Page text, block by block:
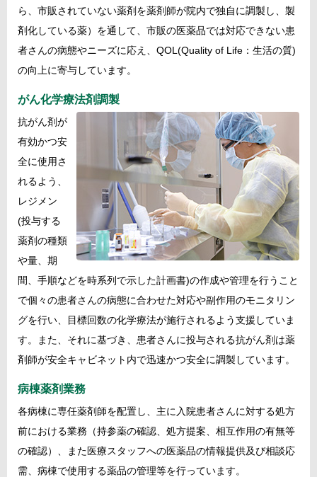
ら、市販されていない薬剤を薬剤師が院内で独自に調製し、製
剤化している薬）を通して、市販の医薬品では対応できない患
者さんの病態やニーズに応え、QOL(Quality of Life：生活の質)
の向上に寄与しています。
がん化学療法剤調製
抗がん剤が
有効かつ安
全に使用さ
れるよう、
レジメン
(投与する
薬剤の種類
や量、期
間、手順などを時系列で示した計画書)の作成や管理を行うこと
で個々の患者さんの病態に合わせた対応や副作用のモニタリン
グを行い、目標回数の化学療法が施行されるよう支援していま
す。また、それに基づき、患者さんに投与される抗がん剤は薬
剤師が安全キャビネット内で迅速かつ安全に調製しています。
病棟薬剤業務
各病棟に専任薬剤師を配置し、主に入院患者さんに対する処方
前における業務（持参薬の確認、処方提案、相互作用の有無等
の確認）、また医療スタッフへの医薬品の情報提供及び相談応
需、病棟で使用する薬品の管理等を行っています。